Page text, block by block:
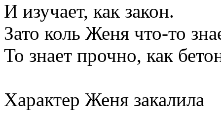
И изучает, как закон.
Зато коль Женя что-то
То знает прочно, как
Характер Женя закалила